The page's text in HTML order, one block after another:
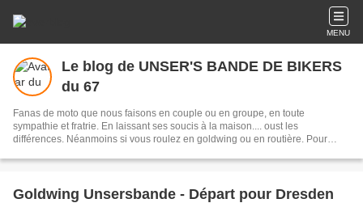
MENU
Le blog de UNSER'S BANDE DE BIKERS
du 67
Fanas de moto que nous faisons en couple ou en groupe, en toute
sympathie et fratrie. En laissant ses soucis à la maison.... oust les
différences. Néanmoins si vous roulez en goldwing ou en routière. Pour
Goldwing Unsersbande - Départ pour Dresden